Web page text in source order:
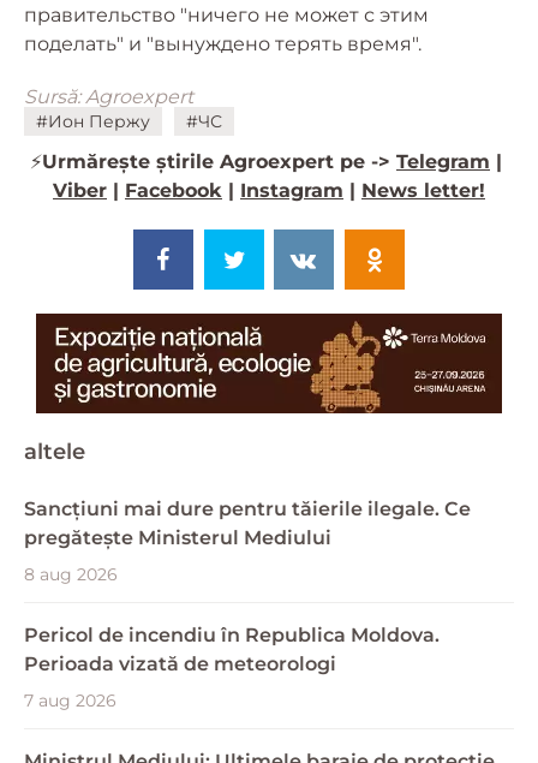
правительство "ничего не может с этим
поделать" и "вынуждено терять время".
Sursă: Agroexpert
#Ион Пержу #ЧС
⚡️Urmărește știrile Agroexpert pe -> Telegram
Viber
Facebook Instagram News letter!
altele
Sancțiuni mai dure pentru tăierile ilegale. Ce
pregătește Ministerul Mediului
8 aug 2026
Pericol de incendiu în Republica Moldova.
Perioada vizată de meteorologi
7 aug 2026